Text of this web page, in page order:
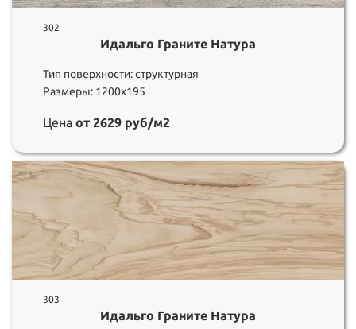
302
Идальго Граните Натура
Тип поверхности: структурная
Размеры: 1200х195
Цена от 2629 руб/м2
303
Идальго Граните Натура